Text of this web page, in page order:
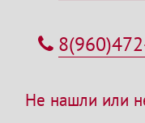
Не нашли или